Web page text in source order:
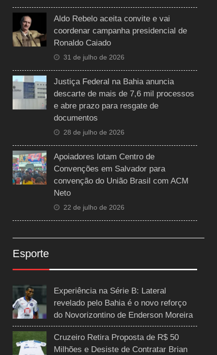
Aldo Rebelo aceita convite e vai
coordenar campanha presidencial de
Ronaldo Caiado
31 de julho de 2026
Justiça Federal na Bahia anuncia
descarte de mais de 7,6 mil processos
e abre prazo para resgate de
documentos
28 de julho de 2026
Apoiadores lotam Centro de
Convenções em Salvador para
convenção do União Brasil com ACM
Neto
22 de julho de 2026
Esporte
Experiência na Série B: Lateral
revelado pelo Bahia é o novo reforço
do Novorizontino de Enderson Moreira
Cruzeiro Retira Proposta de R$ 50
Milhões e Desiste de Contratar Brian